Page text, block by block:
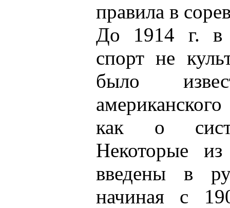
правила в
До 1914 г. в
спорт не
было
как о
Некоторые
введены в
начиная с